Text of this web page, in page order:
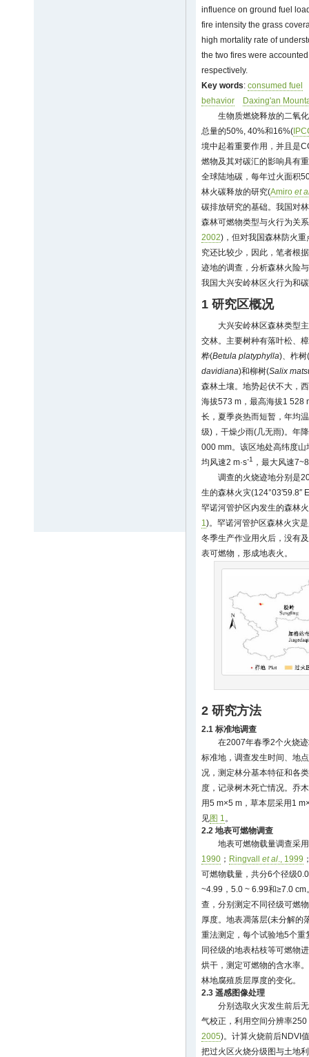
influence on ground fuel
fire intensity the grass
high mortality rate of
the two fires were
respectively.
Key words: consumed fuel
behavior
Daxing'an
生物质燃烧释放的二氧
总量的50%, 40%和16%(
境中起着重要作用，并且是
燃物及其对碳汇的影响具有
全球陆地碳，每年过火面积
林火碳释放的研究(Amiro et
碳排放研究的基础。我国对
森林可燃物类型与火行为关
2002)，但对我国森林防火
究还比较少，因此，笔者根
迹地的调查，分析森林火险
我国大兴安岭林区火行为和
1 研究区概况
大兴安岭林区森林类型
交林。主要树种有落叶松、
桦(Betula platyphylla)、柞树(
davidiana)和柳树(Salix
森林土壤。地势起伏不大，
海拔573 m，最高海拔1 528
长，夏季炎热而短暂，年均
级)，干燥少雨(几无雨)。年
000 mm。该区地处高纬度
均风速2 m·s-1
，最大风速
调查的火烧迹地分别是
生的森林火灾(124°03′59.8″
罕诺河管护区内发生的森林火
1)。罕诺河管护区森林火灾
冬季生产作业用火后，没有
表可燃物，形成地表火。
2 研究方法
2.1 标准地调查
在2007年春季2个火烧
标准地，调查发生时间、地
况，测定林分基本特征和各
度，记录树木死亡情况。乔
用5 m×5 m，草本层采用1
见图 1。
2.2 地表可燃物调查
地表可燃物载量调查采
1990 ； Ringvall et al., 1999
可燃物载量，共分6个径级
~4.99，5.0 ~ 6.99和≥7.0
查，分别测定不同径级可燃
厚度。地表凋落层(未分解的
重法测定，每个试验地5个
同径级的地表枯枝等可燃物
烘干，测定可燃物的含水率
林地腐殖质层厚度的变化。
2.3 遥感图像处理
分别选取火灾发生前后
气校正，利用空间分辨率
2005)。计算火烧前后NDVI
把过火区火烧分级图与土地